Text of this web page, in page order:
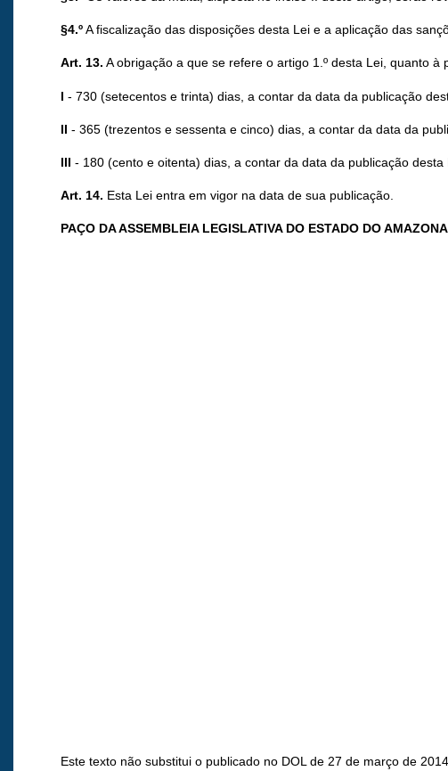
§4.ºA fiscalização das disposições desta Lei e a aplicação das
Art. 13. A obrigação a que se refere o artigo 1.º desta Lei, quanto
I - 730 (setecentos e trinta) dias, a contar da data da publicação
II - 365 (trezentos e sessenta e cinco) dias, a contar da data da
III - 180 (cento e oitenta) dias, a contar da data da publicação
Art. 14. Esta Lei entra em vigor na data de sua publicação.
PAÇO DA ASSEMBLEIA LEGISLATIVA DO ESTADO DO
Este texto não substitui o publicado no DOL de 27 de março de 2014.